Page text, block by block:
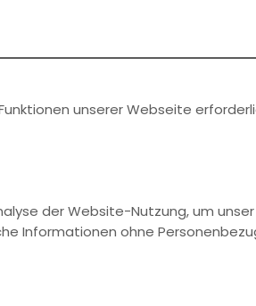
Newsunserer Webseite
der Website-Nutzung, um
Informationen ohne